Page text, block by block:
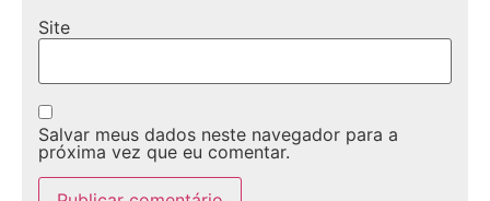
Site
Salvar meus dados neste navegador para a
próxima vez que eu comentar.